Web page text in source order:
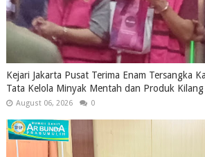
Kejari Jakarta Pusat Terima Enam Tersangka
Tata Kelola Minyak Mentah dan Produk
August 06, 2026 0